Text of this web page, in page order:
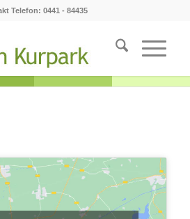
Telefon: 0441 - 84435